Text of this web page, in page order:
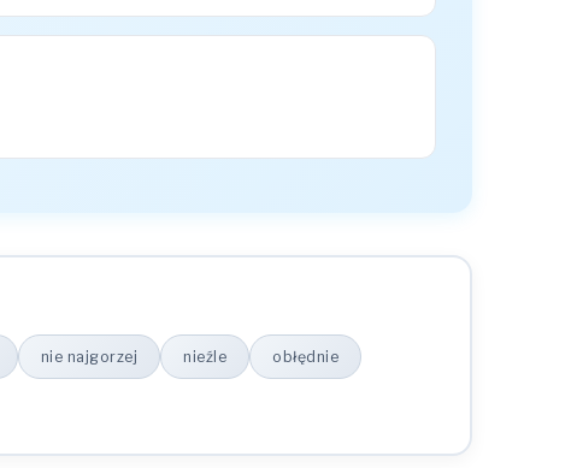
nie najgorzej nieźle obłędnie